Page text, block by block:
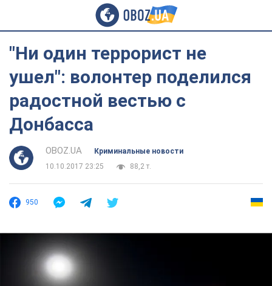
"Ни один террорист не
ушел": волонтер поделился
радостной вестью с
Донбасса
OBOZ.UA
Криминальные новости
10.10.2017 23:25
88,2 т.
950